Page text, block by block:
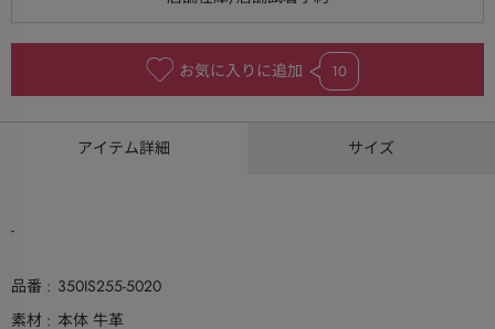
お気に入りに追加 10
アイテム詳細 サイズ
-
品番
350IS255-5020
素材
本体 牛革